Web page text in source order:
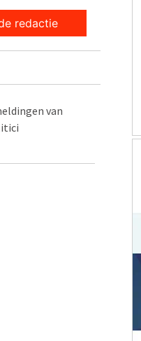
redactie
van